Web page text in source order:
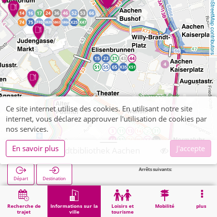
OpenStreetMap contributors
Recherche de
trajet
Informations sur la
ville
Loisirs et
tourisme
Mobilité plus
Aachen, Stadtbibliothek Aachen
Départ Destination
Arrêts suivants:
Démarrage Informations sur la ville Aachen, Stadtbibliothek Aachen
Ce site internet utilise des cookies. En utilisant notre site
internet, vous déclarez approuver l'utilisation de cookies par
nos services.
En savoir plus
J'accepte